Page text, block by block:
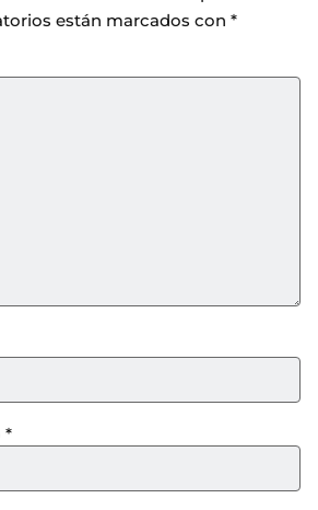
están marcados con *
*